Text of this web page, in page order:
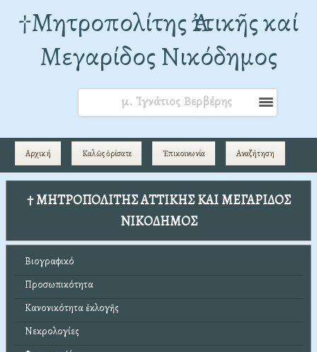
†Mητροπολίτης Ἀττικῆς καί
Μεγαρίδος Νικόδημος
μ. Ἰγνάτιος Βερβέρης
Αρχική Καλῶς ὁρίσατε Ἐπικοινωνία Αναζήτηση
† ΜΗΤΡΟΠΟΛΙΤΗΣ ΑΤΤΙΚΗΣ ΚΑΙ ΜΕΓΑΡΙΔΟΣ
ΝΙΚΟΔΗΜΟΣ
Βιογραφικό
Προσωπικότητα
Κανονικότητα ἐκλογῆς
Νεκρολογίες